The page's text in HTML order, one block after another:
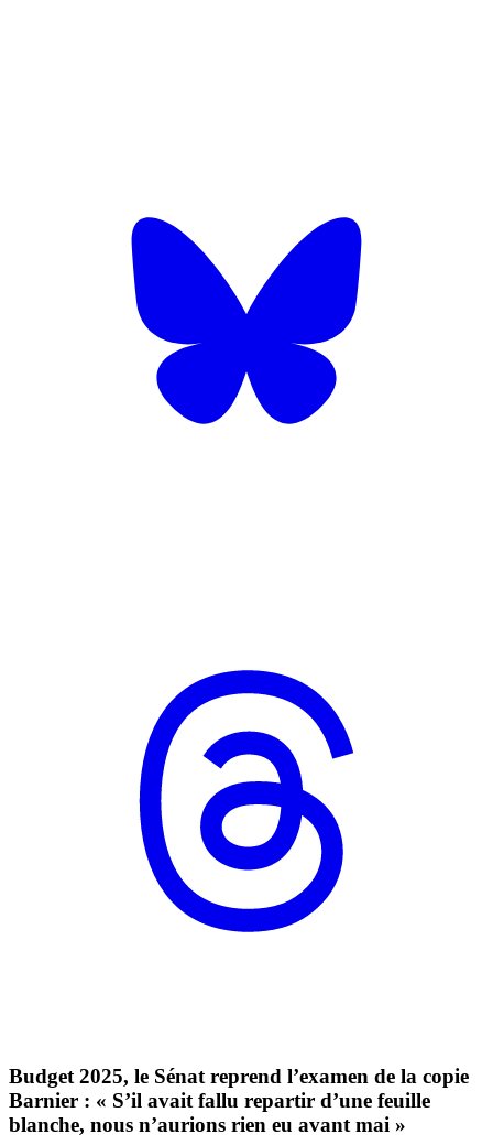
Budget 2025, le Sénat reprend l’examen de la copie
Barnier : « S’il avait fallu repartir d’une feuille
blanche, nous n’aurions rien eu avant mai »